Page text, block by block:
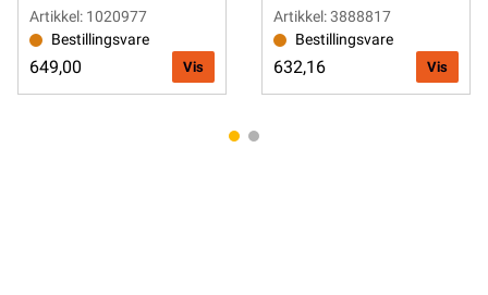
Artikkel: 1020977
Bestillingsvare
649,00 Vis
Artikkel: 3888817
Bestillingsvare
632,16 Vis